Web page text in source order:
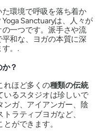
環境で呼吸を落ち着か
Sanctuaryは、人々が
一つです。派手さや流
和な、ヨガの本質に深
す。.
？
れほど多くの種類の伝統
いるスタジオは珍しいで
ンガ、アイアンガー、陰
ラティブヨガなど、
ができます。